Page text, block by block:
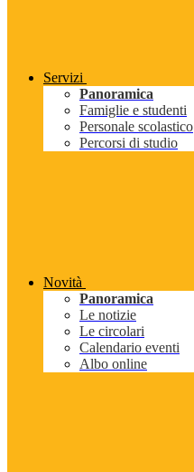
Servizi
Panoramica
Famiglie e studenti
Personale scolastico
Percorsi di studio
Novità
Panoramica
Le notizie
Le circolari
Calendario eventi
Albo online